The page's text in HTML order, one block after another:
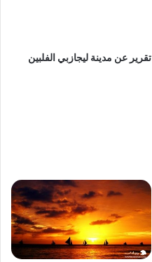
تقرير عن مدينة ليجازبي الفلبين